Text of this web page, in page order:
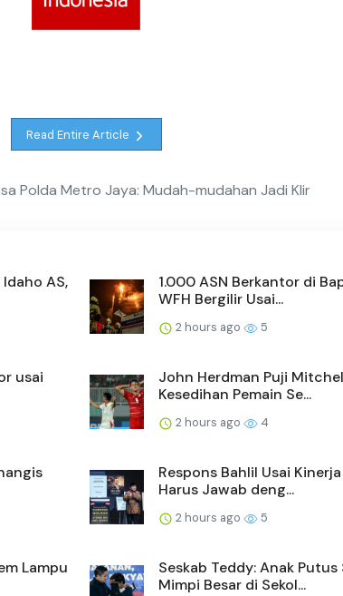
Read Entire Article
Polda Metro Jaya: Mudah-mudahan Jadi Klir
AS,
1.000 ASN Berkantor di
WFH Bergilir Usai...
2 hours ago 5
usai
John Herdman Puji
Kesedihan Pemain Se...
2 hours ago 4
Respons Bahlil Usai
Harus Jawab deng...
2 hours ago 5
Lampu
Seskab Teddy: Anak Putus
Mimpi Besar di Sekol...